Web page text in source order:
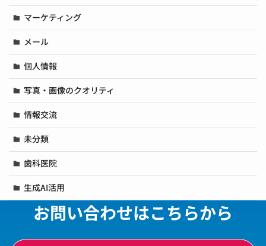
マーケティング
メール
個人情報
写真・画像のクオリティ
情報交流
未分類
歯科医院
生成AI活用
お問い合わせはこちらから